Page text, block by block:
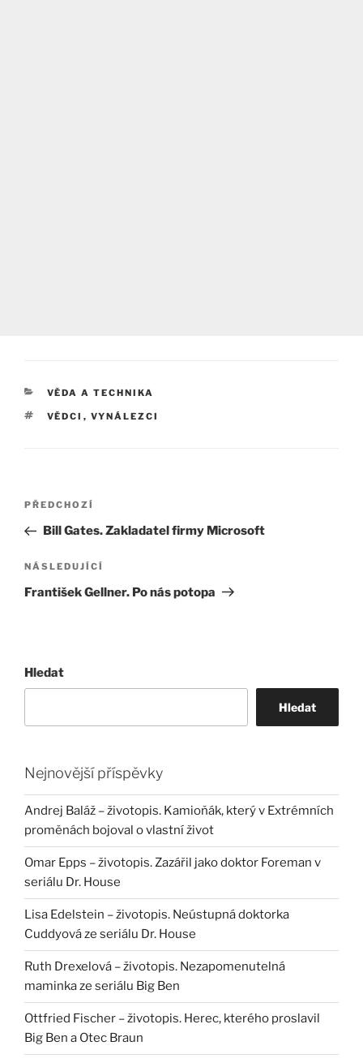
RUBRIKY
VĚDA A TECHNIKA
ŠTÍTKY
VĚDCI , VYNÁLEZCI
Navigace
příspěvek
Předchozí
příspěvek
PŘEDCHOZÍ
Bill Gates. Zakladatel firmy Microsoft
Následující
příspěvek
NÁSLEDUJÍCÍ
František Gellner. Po nás potopa
Hledat
Hledat
Nejnovější příspěvky
Andrej Baláž – životopis. Kamioňák, který v Extrémních
proměnách bojoval o vlastní život
Omar Epps – životopis. Zazářil jako doktor Foreman v
seriálu Dr. House
Lisa Edelstein – životopis. Neústupná doktorka
Cuddyová ze seriálu Dr. House
Ruth Drexelová – životopis. Nezapomenutelná
maminka ze seriálu Big Ben
Ottfried Fischer – životopis. Herec, kterého proslavil
Big Ben a Otec Braun